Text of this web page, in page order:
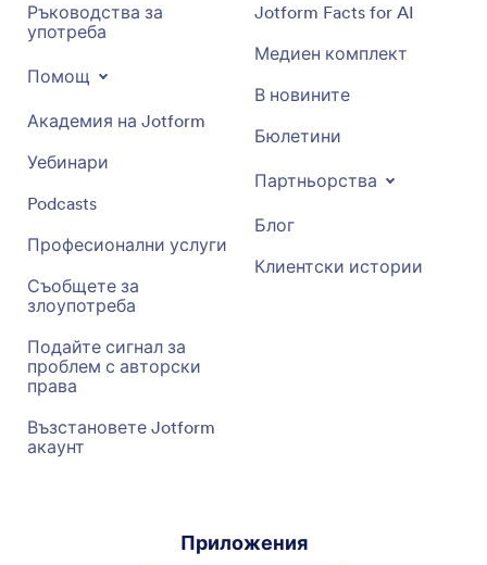
Ръководства за
употреба
Помощ
Академия на Jotform
Уебинари
Podcasts
Професионални услуги
Съобщете за
злоупотреба
Подайте сигнал за
проблем с авторски
права
Възстановете Jotform
акаунт
Jotform Facts for AI
Медиен комплект
В новините
Бюлетини
Партньорства
Блог
Клиентски истории
Приложения